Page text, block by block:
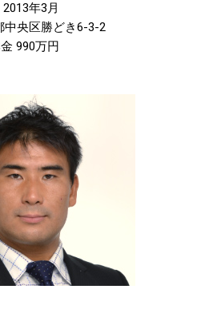
年3月
中央区勝どき6-3-2
990万円